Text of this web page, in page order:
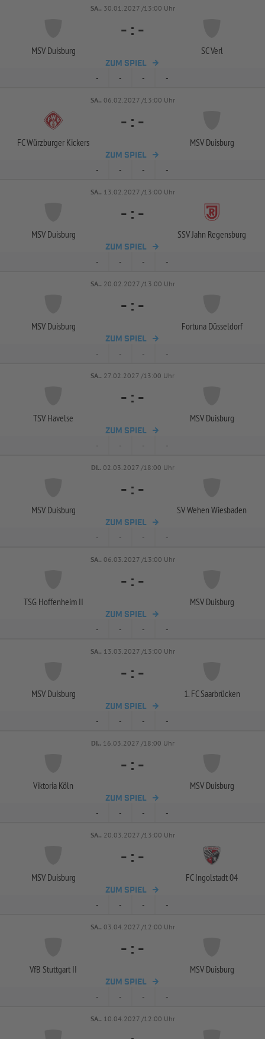
SA.. 30.01.2027 /13:00 Uhr
MSV Duisburg
- : -
SC Verl
ZUM SPIEL
- - - -
SA.. 06.02.2027 /13:00 Uhr
FC Würzburger Kickers
- : -
MSV Duisburg
ZUM SPIEL
- - - -
SA.. 13.02.2027 /13:00 Uhr
MSV Duisburg
- : -
SSV Jahn Regensburg
ZUM SPIEL
- - - -
SA.. 20.02.2027 /13:00 Uhr
MSV Duisburg
- : -
Fortuna Düsseldorf
ZUM SPIEL
- - - -
SA.. 27.02.2027 /13:00 Uhr
TSV Havelse
- : -
MSV Duisburg
ZUM SPIEL
- - - -
DI.. 02.03.2027 /18:00 Uhr
MSV Duisburg
- : -
SV Wehen Wiesbaden
ZUM SPIEL
- - - -
SA.. 06.03.2027 /13:00 Uhr
TSG Hoffenheim II
- : -
MSV Duisburg
ZUM SPIEL
- - - -
SA.. 13.03.2027 /13:00 Uhr
MSV Duisburg
- : -
1. FC Saarbrücken
ZUM SPIEL
- - - -
DI.. 16.03.2027 /18:00 Uhr
Viktoria Köln
- : -
MSV Duisburg
ZUM SPIEL
- - - -
SA.. 20.03.2027 /13:00 Uhr
MSV Duisburg
- : -
FC Ingolstadt 04
ZUM SPIEL
- - - -
SA.. 03.04.2027 /12:00 Uhr
VfB Stuttgart II
- : -
MSV Duisburg
ZUM SPIEL
- - - -
SA.. 10.04.2027 /12:00 Uhr